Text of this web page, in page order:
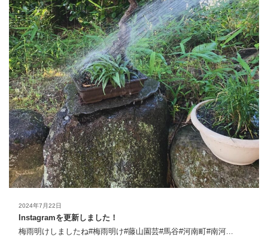
2024年7月22日
Instagramを更新しました！
梅雨明けしましたね️#梅雨明け#藤山園芸#馬谷#河南町#南河...